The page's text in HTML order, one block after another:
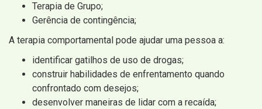
Terapia de Grupo;
Gerência de contingência;
A terapia comportamental pode ajudar uma pessoa a:
identificar gatilhos de uso de drogas;
construir habilidades de enfrentamento quando
confrontado com desejos;
desenvolver maneiras de lidar com a recaída;